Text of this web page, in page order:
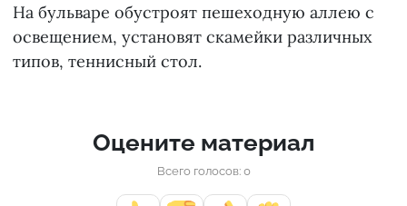
На бульваре обустроят пешеходную аллею с
освещением, установят скамейки различных
типов, теннисный стол.
Оцените материал
Всего голосов: 0